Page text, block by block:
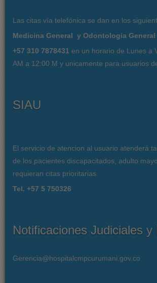
Las citas vía telefónica se dan en los
Medicina General y Odontologia General
+57 310 7878431 en un horario de Lunes a
AM a 12:00 M y unicamente para usuarios
SIAU
El servicio de atencion al usuario atenderá
de los pacientes discapacitados, adulto
requieran citas prioritarias.
Tel. +57 5 750326
Notificaciones Judiciales y
Gerencia@hospitalcmpcurumani.gov.co